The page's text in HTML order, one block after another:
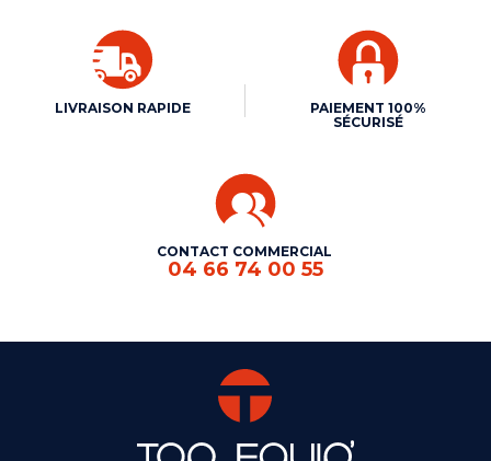
LIVRAISON RAPIDE
PAIEMENT 100%
SÉCURISÉ
CONTACT COMMERCIAL
04 66 74 00 55